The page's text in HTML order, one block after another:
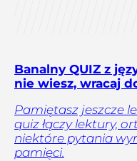
Banalny QUIZ z
nie wiesz, wracaj
Pamiętasz jeszcze
quiz łączy lektury,
niektóre pytania
pamięci.